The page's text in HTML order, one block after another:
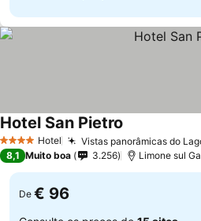
4 EstrelasHotel Vistas panorâmicas do
Hotel San Pietro
8,1 Muito boa 3.256 Limone sul
De € 96